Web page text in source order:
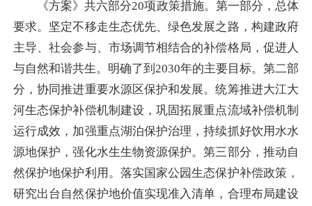
《方案》共六部分20项政策措施。第一部分，总体
要求。坚定不移走生态优先、绿色发展之路，构建政府
主导、社会参与、市场调节相结合的补偿格局，促进人
与自然和谐共生。明确了到2030年的主要目标。第二部
分，协同推进重要水源区保护和发展。统筹推进大江大
河生态保护补偿机制建设，巩固拓展重点流域补偿机制
运行成效，加强重点湖泊保护治理，持续抓好饮用水水
源地保护，强化水生生物资源保护。第三部分，推动自
然保护地保护利用。落实国家公园生态保护补偿政策，
研究出台自然保护地价值实现准入清单，合理布局建设